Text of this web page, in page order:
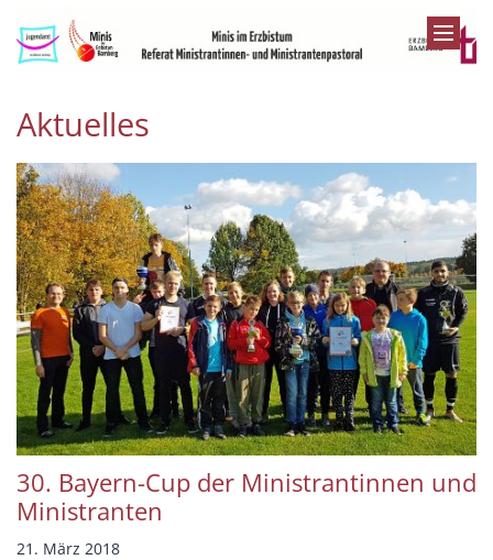
Zum Inhalt springen
Aktuelles
30. Bayern-Cup der Ministrantinnen und
Ministranten
21. März 2018